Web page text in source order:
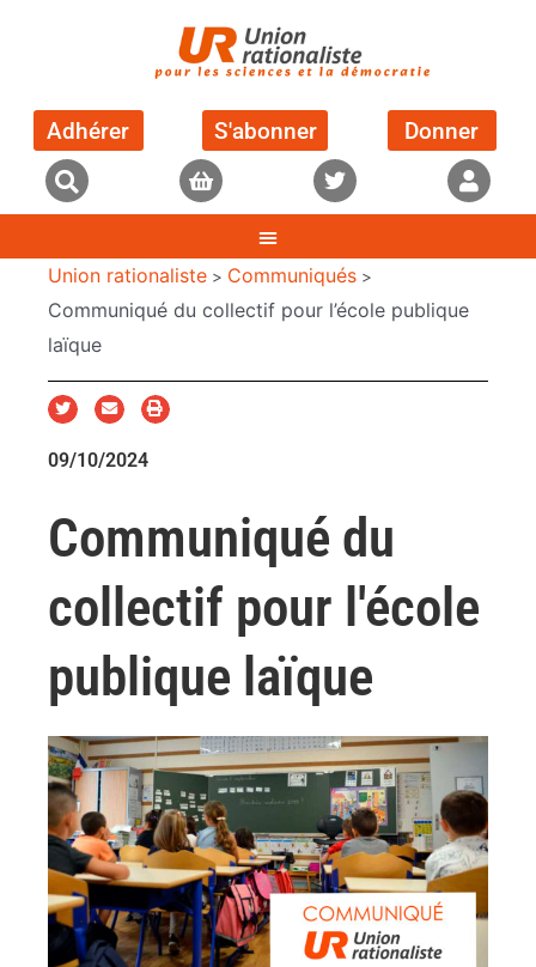
Adhérer S'abonner Donner
Union rationaliste > Communiqués >
Communiqué du collectif pour l’école publique
laïque
09/10/2024
Communiqué du
collectif pour l'école
publique laïque